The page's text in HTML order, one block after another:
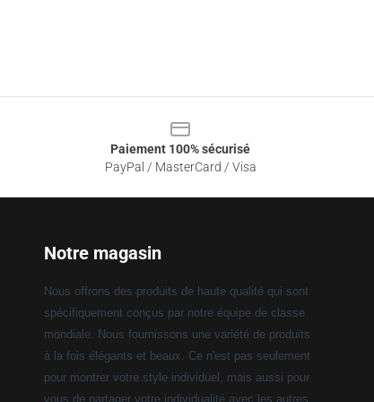
Paiement 100% sécurisé
PayPal / MasterCard / Visa
Notre magasin
Nous offrons des produits de haute qualité qui sont
spécifiquement conçus par notre équipe de classe
mondiale. Nous fournissons une variété de produits
à la fois élégants et beaux. Ce n'est pas seulement
pour montrer votre style individuel, mais aussi pour
vous de partager votre individualité avec les autres.